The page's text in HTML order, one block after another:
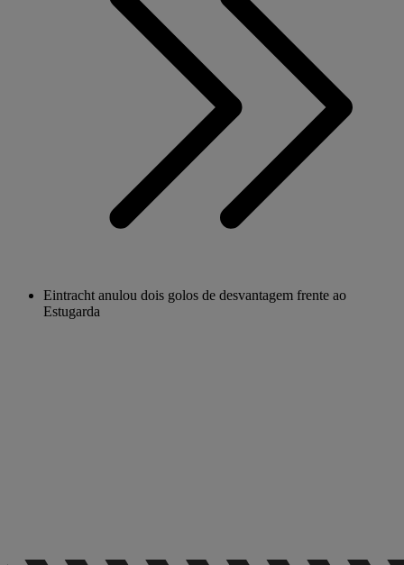
Eintracht anulou dois golos de desvantagem frente ao
Estugarda